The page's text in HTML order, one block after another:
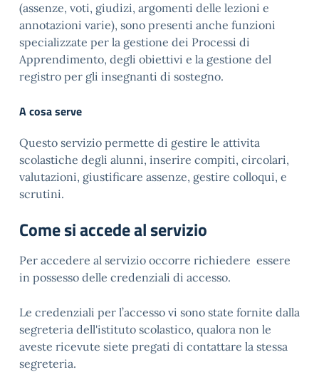
(assenze, voti, giudizi, argomenti delle lezioni e
annotazioni varie), sono presenti anche funzioni
specializzate per la gestione dei Processi di
Apprendimento, degli obiettivi e la gestione del
registro per gli insegnanti di sostegno.
A cosa serve
Questo servizio permette di gestire le attivita
scolastiche degli alunni, inserire compiti, circolari,
valutazioni, giustificare assenze, gestire colloqui, e
scrutini.
Come si accede al servizio
Per accedere al servizio occorre richiedere essere
in possesso delle credenziali di accesso.
Le credenziali per l’accesso vi sono state fornite dalla
segreteria dell'istituto scolastico, qualora non le
aveste ricevute siete pregati di contattare la stessa
segreteria.